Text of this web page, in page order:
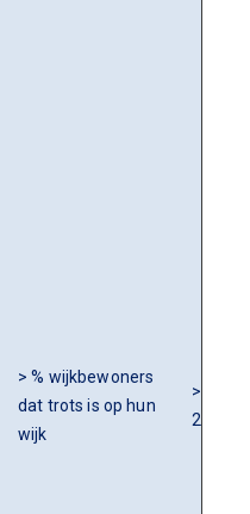
> % wijkbewoners
dat trots is op hun
wijk
> 0-
2019